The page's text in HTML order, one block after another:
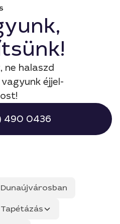
ne halaszd
éjjel-
490 0436